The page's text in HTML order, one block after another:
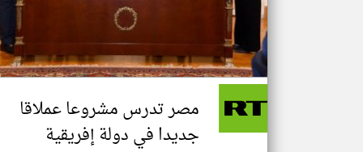
مصر تدرس مشروعا عملاقا
جديدا في دولة إفريقية